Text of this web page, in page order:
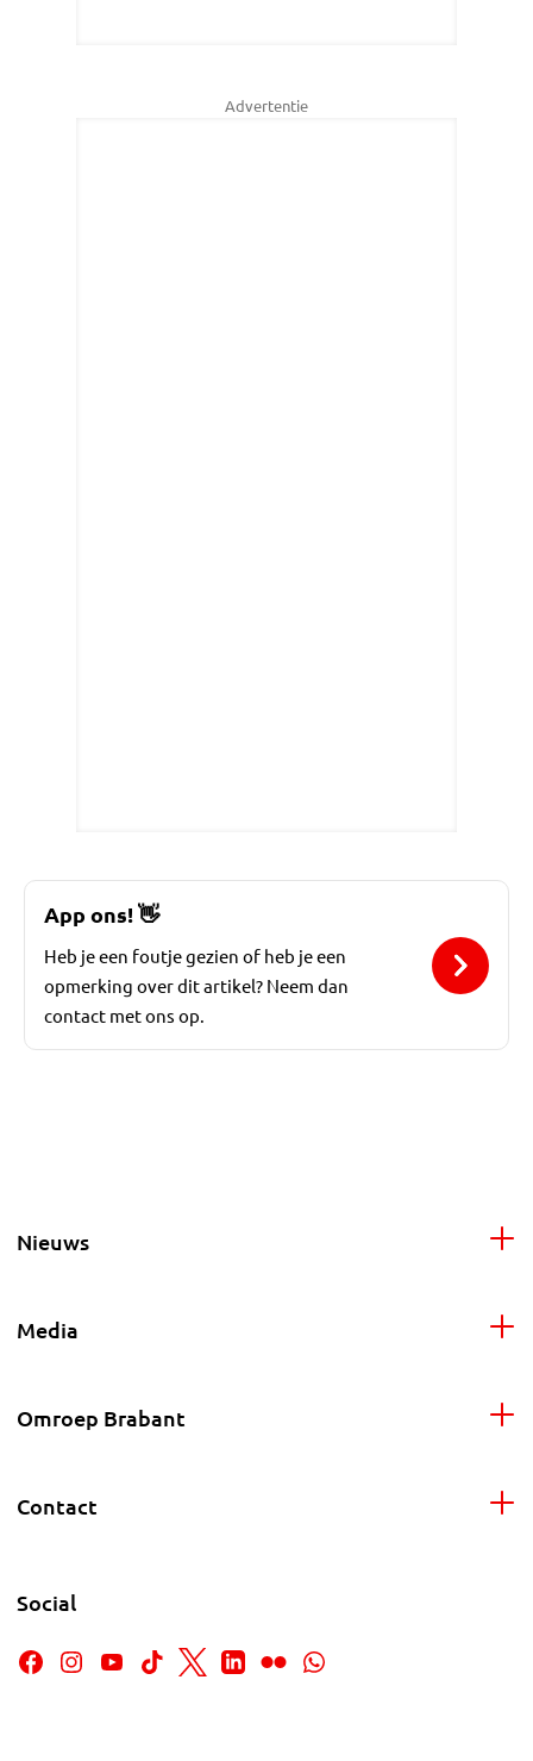
Advertentie
App ons!👋
Heb je een foutje gezien of heb je een
opmerking over dit artikel? Neem dan
contact met ons op.
Nieuws
Media
Omroep Brabant
Contact
Social